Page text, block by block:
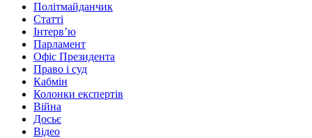
Політмайданчик
Статті
Інтервʼю
Парламент
Офіс Президента
Право і суд
Кабмін
Колонки експертів
Війна
Досьє
Відео